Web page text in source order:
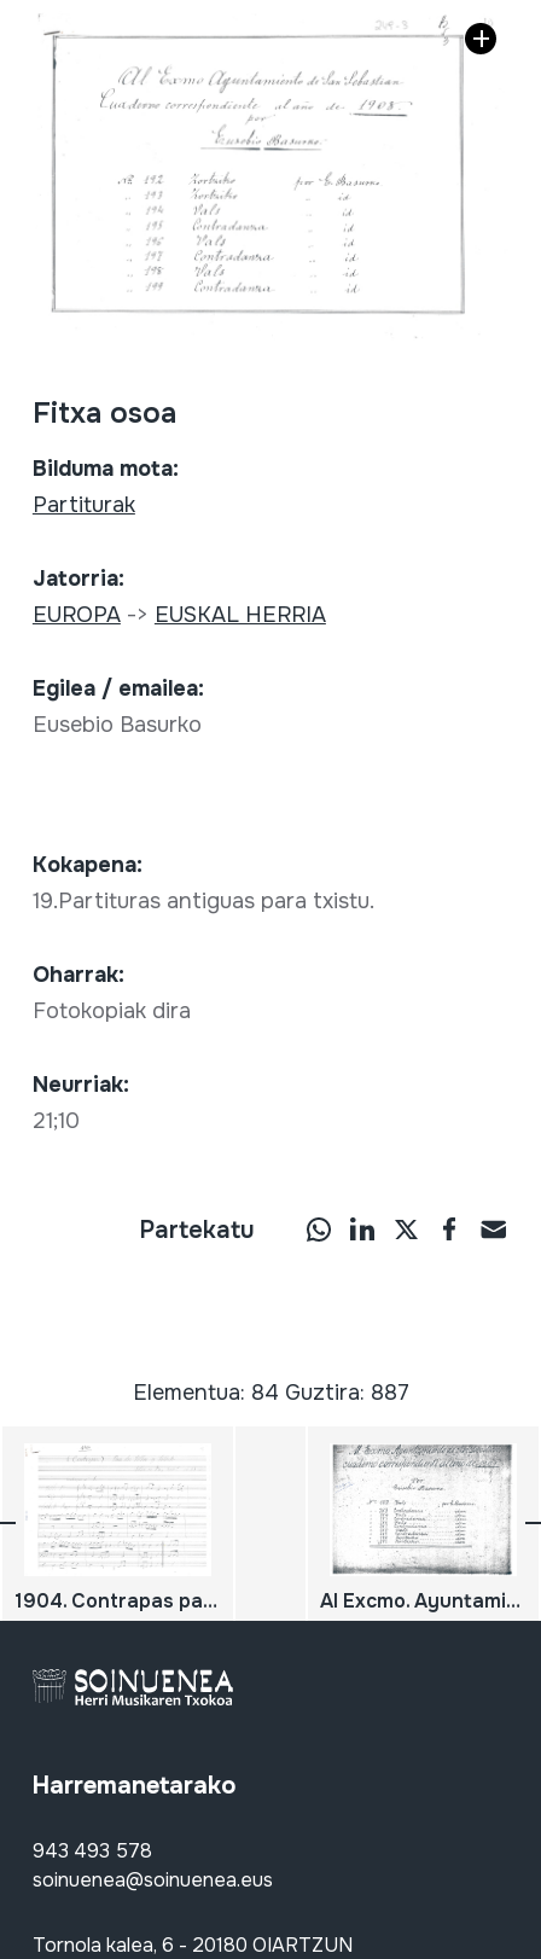
Fitxa osoa
Bilduma mota:
Partiturak
Jatorria:
EUROPA-> EUSKAL HERRIA
Egilea / emailea:
Eusebio Basurko
Kokapena:
19.Partituras antiguas para txistu.
Oharrak:
Fotokopiak dira
Neurriak:
21;10
Partekatu
Elementua: 84 Guztira: 887
1904. Contrapas para dos silbos y silbote. Al Excmo. Ayuntamiento de San Sebastián. Cuaderno correspondiente al año 1907.
Harremanetarako
943 493 578
soinuenea@soinuenea.eus
Tornola kalea, 6 - 20180 OIARTZUN